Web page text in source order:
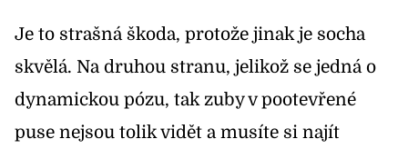
Je to strašná škoda, protože jinak je socha
skvělá. Na druhou stranu, jelikož se jedná o
dynamickou pózu, tak zuby v pootevřené
puse nejsou tolik vidět a musíte si najít